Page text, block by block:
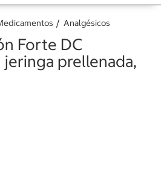
Analgésicos
Forte DC
prellenada,